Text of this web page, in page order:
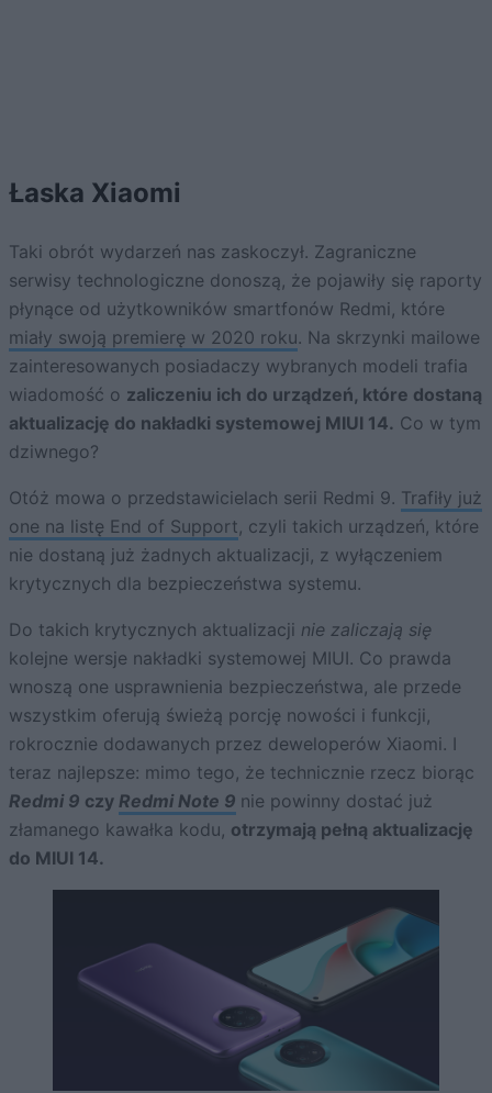
Łaska Xiaomi
Taki obrót wydarzeń nas zaskoczył. Zagraniczne
serwisy technologiczne donoszą, że pojawiły się raporty
płynące od użytkowników smartfonów Redmi, które
miały swoją premierę w 2020 roku. Na skrzynki mailowe
zainteresowanych posiadaczy wybranych modeli trafia
wiadomość o zaliczeniu ich do urządzeń, które dostaną
aktualizację do nakładki systemowej MIUI 14. Co w tym
dziwnego?
Otóż mowa o przedstawicielach serii Redmi 9. Trafiły już
one na listę End of Support, czyli takich urządzeń, które
nie dostaną już żadnych aktualizacji, z wyłączeniem
krytycznych dla bezpieczeństwa systemu.
Do takich krytycznych aktualizacji nie zaliczają się
kolejne wersje nakładki systemowej MIUI. Co prawda
wnoszą one usprawnienia bezpieczeństwa, ale przede
wszystkim oferują świeżą porcję nowości i funkcji,
rokrocznie dodawanych przez deweloperów Xiaomi. I
teraz najlepsze: mimo tego, że technicznie rzecz biorąc
Redmi 9 czy Redmi Note 9 nie powinny dostać już
złamanego kawałka kodu, otrzymają pełną aktualizację
do MIUI 14.